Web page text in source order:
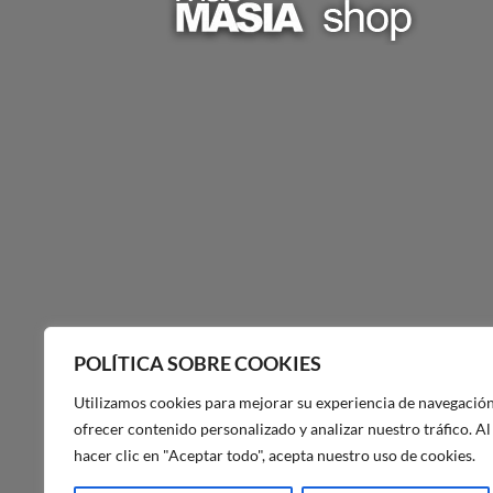
POLÍTICA SOBRE COOKIES
Utilizamos cookies para mejorar su experiencia de
ofrecer contenido personalizado y analizar nuestro tráfico. Al
hacer clic en "Aceptar todo", acepta nuestro uso de cookies.